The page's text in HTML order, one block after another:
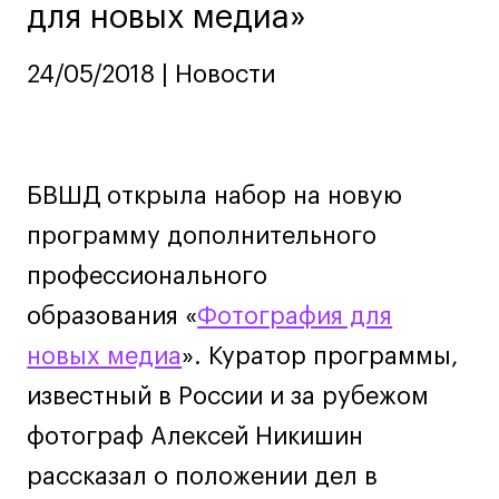
Дизайн и декорирование интерьера
Бизнес и маркетинг
ИЗО и Керамика
Ландшафтный дизайн
Все программы
Дизайн интерьера
Дизайн одежды
Стайлинг
Современная живопись
для новых медиа»
24/05/2018 | Новости
БВШД открыла набор на новую
программу дополнительного
профессионального
образования «Фотография для
новых медиа». Куратор программы,
известный в России и за рубежом
фотограф Алексей Никишин
рассказал о положении дел в